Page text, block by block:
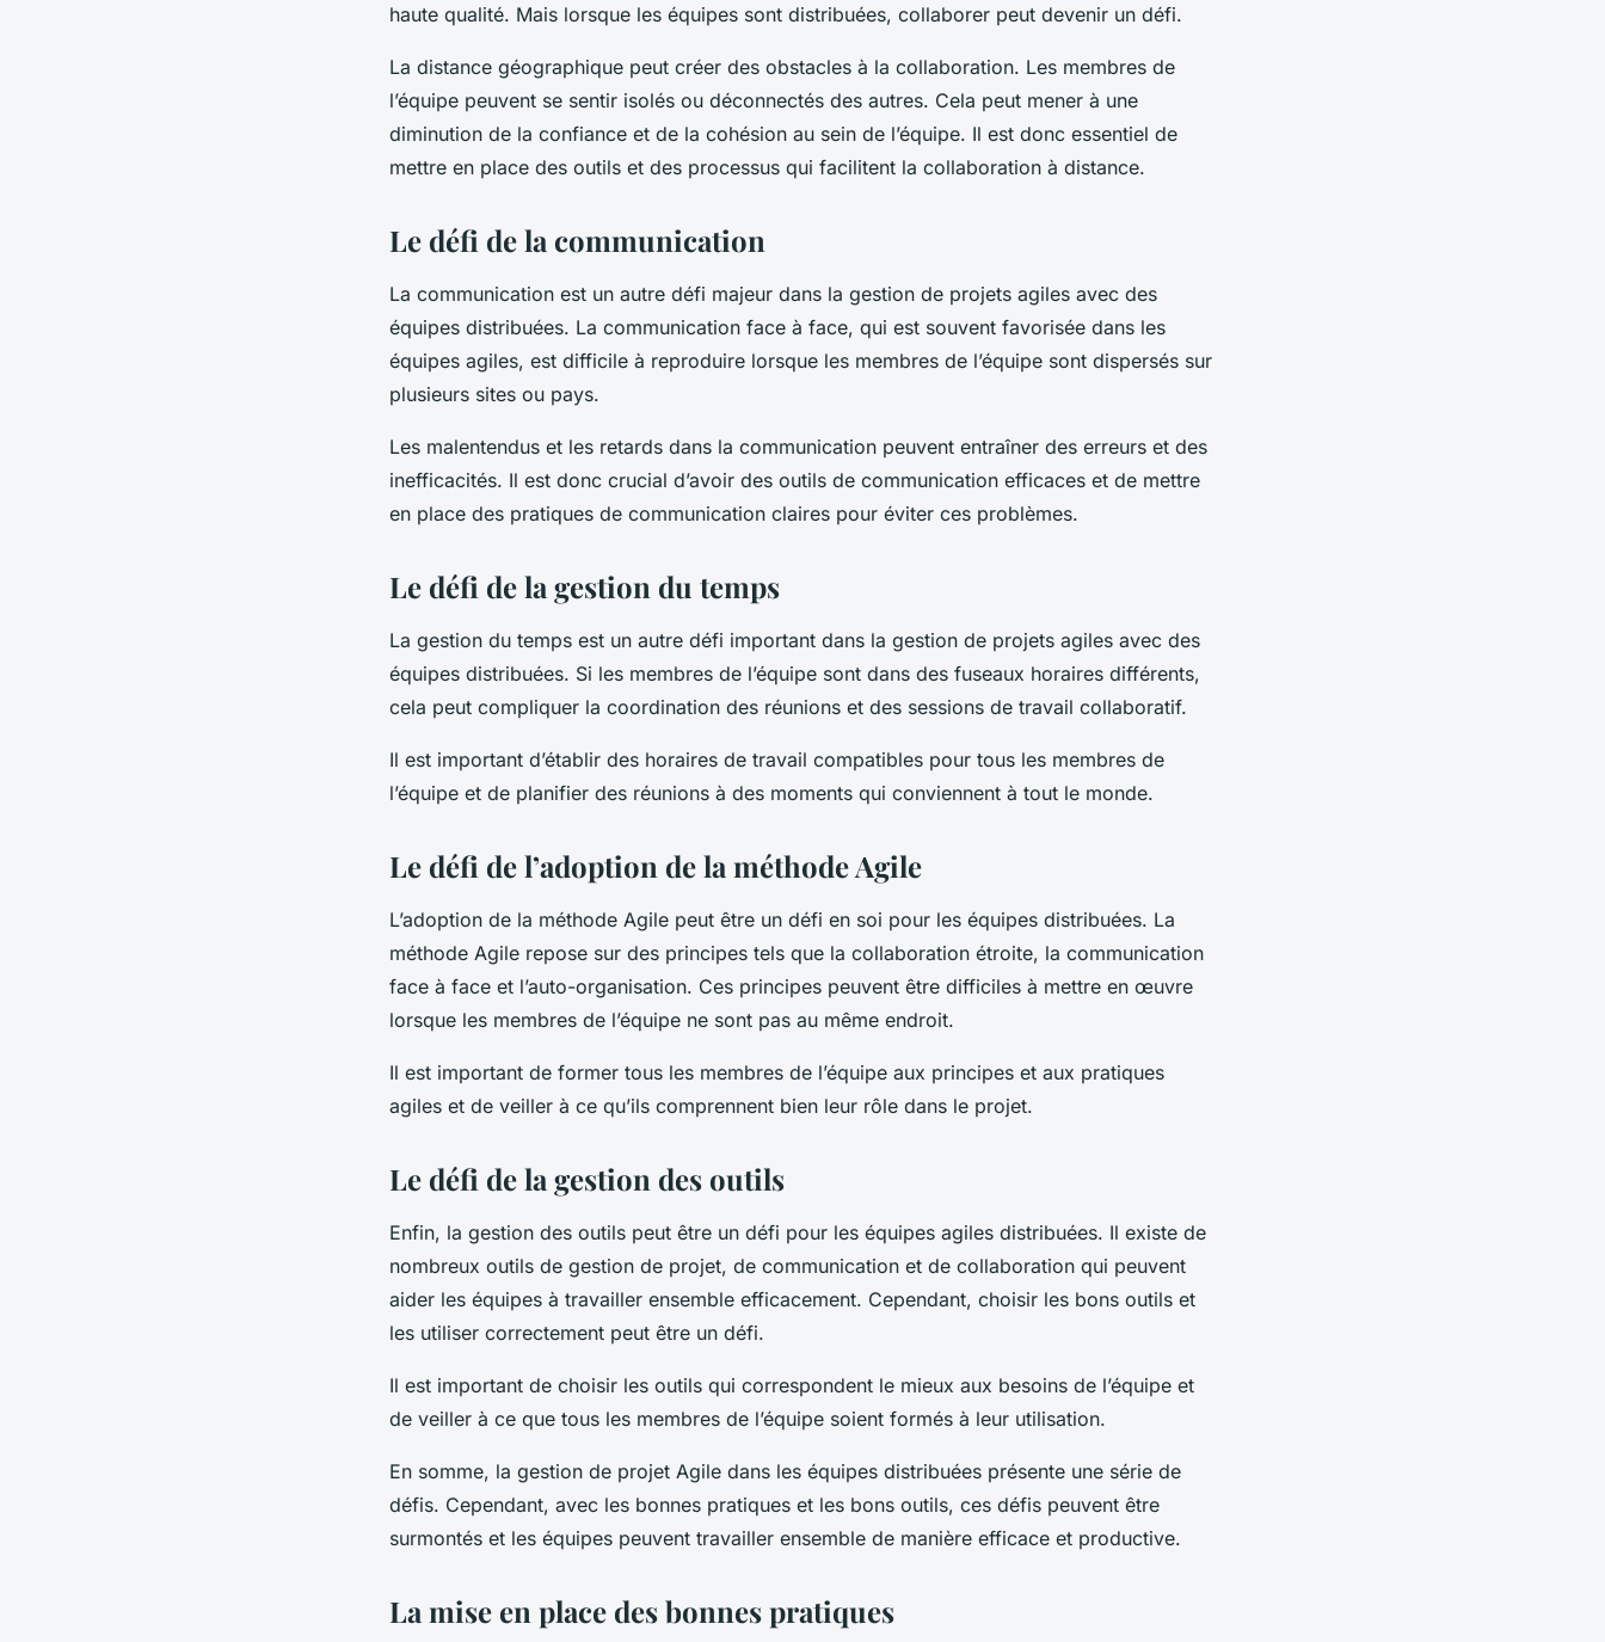
haute qualité. Mais lorsque les équipes sont distribuées, collaborer peut devenir un défi.
La distance géographique peut créer des obstacles à la collaboration. Les membres de
l’équipe peuvent se sentir isolés ou déconnectés des autres. Cela peut mener à une
diminution de la confiance et de la cohésion au sein de l’équipe. Il est donc essentiel de
mettre en place des outils et des processus qui facilitent la collaboration à distance.
Le défi de la communication
La communication est un autre défi majeur dans la gestion de projets agiles avec des
équipes distribuées. La communication face à face, qui est souvent favorisée dans les
équipes agiles, est difficile à reproduire lorsque les membres de l’équipe sont dispersés sur
plusieurs sites ou pays.
Les malentendus et les retards dans la communication peuvent entraîner des erreurs et des
inefficacités. Il est donc crucial d’avoir des outils de communication efficaces et de mettre
en place des pratiques de communication claires pour éviter ces problèmes.
Le défi de la gestion du temps
La gestion du temps est un autre défi important dans la gestion de projets agiles avec des
équipes distribuées. Si les membres de l’équipe sont dans des fuseaux horaires différents,
cela peut compliquer la coordination des réunions et des sessions de travail collaboratif.
Il est important d’établir des horaires de travail compatibles pour tous les membres de
l’équipe et de planifier des réunions à des moments qui conviennent à tout le monde.
Le défi de l’adoption de la méthode Agile
L’adoption de la méthode Agile peut être un défi en soi pour les équipes distribuées. La
méthode Agile repose sur des principes tels que la collaboration étroite, la communication
face à face et l’auto-organisation. Ces principes peuvent être difficiles à mettre en œuvre
lorsque les membres de l’équipe ne sont pas au même endroit.
Il est important de former tous les membres de l’équipe aux principes et aux pratiques
agiles et de veiller à ce qu’ils comprennent bien leur rôle dans le projet.
Le défi de la gestion des outils
Enfin, la gestion des outils peut être un défi pour les équipes agiles distribuées. Il existe de
nombreux outils de gestion de projet, de communication et de collaboration qui peuvent
aider les équipes à travailler ensemble efficacement. Cependant, choisir les bons outils et
les utiliser correctement peut être un défi.
Il est important de choisir les outils qui correspondent le mieux aux besoins de l’équipe et
de veiller à ce que tous les membres de l’équipe soient formés à leur utilisation.
En somme, la gestion de projet Agile dans les équipes distribuées présente une série de
défis. Cependant, avec les bonnes pratiques et les bons outils, ces défis peuvent être
surmontés et les équipes peuvent travailler ensemble de manière efficace et productive.
La mise en place des bonnes pratiques